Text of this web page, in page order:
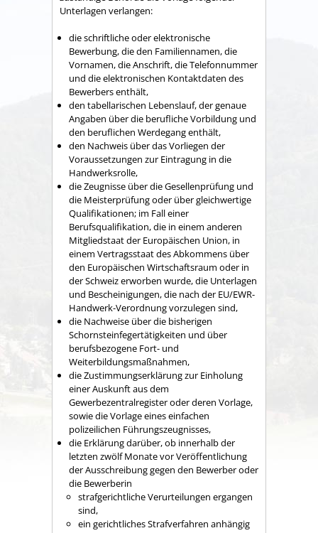
Unterlagen verlangen:
die schriftliche oder elektronische
Bewerbung, die den Familiennamen, die
Vornamen, die Anschrift, die Telefonnummer
und die elektronischen Kontaktdaten des
Bewerbers enthält,
den tabellarischen Lebenslauf, der genaue
Angaben über die berufliche Vorbildung und
den beruflichen Werdegang enthält,
den Nachweis über das Vorliegen der
Voraussetzungen zur Eintragung in die
Handwerksrolle,
die Zeugnisse über die Gesellenprüfung und
die Meisterprüfung oder über gleichwertige
Qualifikationen; im Fall einer
Berufsqualifikation, die in einem anderen
Mitgliedstaat der Europäischen Union, in
einem Vertragsstaat des Abkommens über
den Europäischen Wirtschaftsraum oder in
der Schweiz erworben wurde, die Unterlagen
und Bescheinigungen, die nach der EU/EWR-
Handwerk-Verordnung vorzulegen sind,
die Nachweise über die bisherigen
Schornsteinfegertätigkeiten und über
berufsbezogene Fort- und
Weiterbildungsmaßnahmen,
die Zustimmungserklärung zur Einholung
einer Auskunft aus dem
Gewerbezentralregister oder deren Vorlage,
sowie die Vorlage eines einfachen
polizeilichen Führungszeugnisses,
die Erklärung darüber, ob innerhalb der
letzten zwölf Monate vor Veröffentlichung
der Ausschreibung gegen den Bewerber oder
die Bewerberin
strafgerichtliche Verurteilungen ergangen
sind,
ein gerichtliches Strafverfahren anhängig